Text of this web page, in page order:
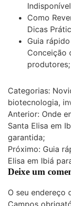
Indisponível
Como
Dicas
Guia
Conceição
produtores;
Categorias:
biotecnologia,
Navegação
de
Post
Anterior: Onde
Santa Elisa em
garantida;
Próximo: Guia
Elisa em Ibiá
Deixe um
O seu endereço
Campos